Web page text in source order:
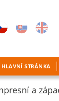
HLAVNÍ STRÁNKA
a